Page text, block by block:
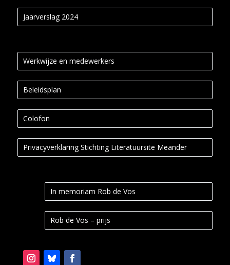
Jaarverslag 2024
Werkwijze en medewerkers
Beleidsplan
Colofon
Privacyverklaring Stichting Literatuursite Meander
In memoriam Rob de Vos
Rob de Vos – prijs